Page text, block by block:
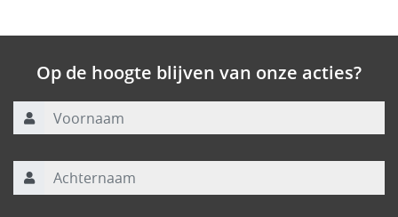
Op de hoogte blijven van onze acties?